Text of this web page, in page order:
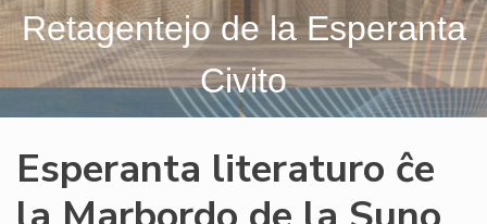
Retagentejo de la Esperanta
Civito
Esperanta literaturo ĉe